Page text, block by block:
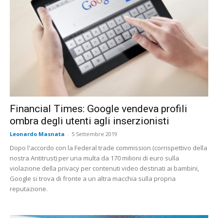
Financial Times: Google vendeva profili
ombra degli utenti agli inserzionisti
Leonardo Masnata - 5 Settembre 2019
Dopo l'accordo con la Federal trade commission (corrispettivo della
nostra Antitrust) per una multa da 170 milioni di euro sulla
violazione della privacy per contenuti video destinati ai bambini,
Google si trova di fronte a un altra macchia sulla propria
reputazione.